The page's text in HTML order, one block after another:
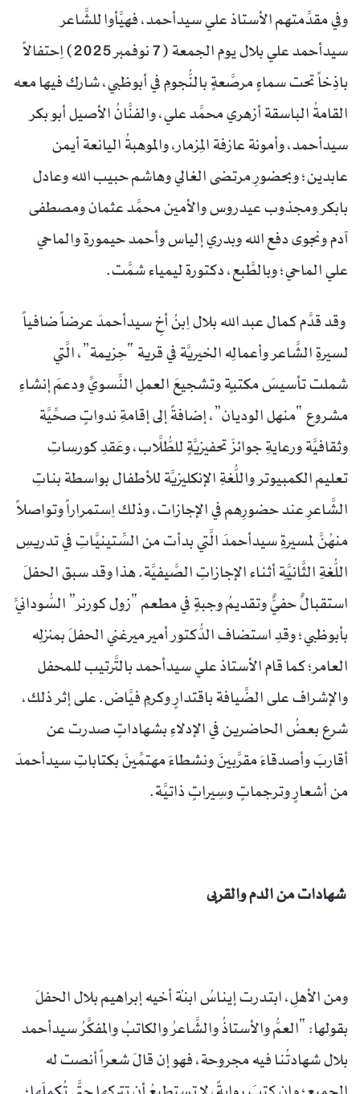
وفي مقدِّمتهم الأستاذ علي سيدأحمد، فهيَّأوا للشَّاعر
سيدأحمد علي بلال يوم الجمعة (7 نوفمبر 2025) اِحتفالاً
باذِخاً تحت سماءٍ مرصَّعةٍ بالنُّجومِ في أبوظبي، شارك فيها معه
القامةُ الباسقة أزهري محمَّد علي، والفنَّانُ الأصيل أبو بكر
سيدأحمد، وأمونة عازفة المِزمار، والموهبةُ اليانعة أيمن
عابدين؛ وبحضورِ مرتضى الغالي وهاشم حبيب الله وعادل
بابكر ومجذوب عيدروس والأمين محمَّد عثمان ومصطفى
آدم ونجوى دفع الله وبدري إلياس وأحمد حيمورة والماحي
علي الماحي؛ وبالطَّبع، دكتورة ليمياء شمَّت.
وقد قدَّم كمال عبد الله بلال اِبنُ أخِ سيدأحمدَ عرضاً ضافياً
لسيرةِ الشَّاعر وأعمالِه الخيريَّة في قرية “حِزيمة”، الَّتي
شملت تأسيسَ مكتبةٍ وتشجيعَ العملِ النِّسويِّ ودعمَ إنشاءِ
مشروع “منهل الوديان”، إضافةً إلى إقامةِ ندواتٍ صحِّيَّة
وثقافيَّة ورعايةِ جوائزَ تحفيزيَّةٍ للطُّلَّاب، وعَقدِ كورساتِ
تعليم الكمبيوتر واللُّغةِ الإنكليزيَّة للأطفال بواسطة بناتِ
الشَّاعرِ عند حضورِهم في الإجازات، وذلك اِستمراراً وتواصلاً
منهُنَّ لمسيرةِ سيدأحمدَ الَّتي بدأت من السِّتينيَّاتِ في تدريسِ
اللُّغةِ الثَّانيَّةِ أثناء الإجازاتِ الصَّيفيَّة. هذا وقد سبق الحفلَ
استقبالٌ حفيٌّ وتقديمُ وجبةٍ في مطعم “زول كورنر” السُّودانيِّ
بأبوظبي؛ وقدِ استضاف الدُّكتور أمير ميرغني الحفلَ بمنزلِه
العامر؛ كما قام الأستاذ علي سيدأحمد بالتَّرتيب للمحفل
والإشراف على الضِّيافة باقتدارٍ وكرمٍ فيَّاض. على إثر ذلك،
شرع بعضُ الحاضرين في الإدلاءِ بشهاداتٍ صدرت عن
أقاربَ وأصدقاءَ مقرَّبينَ ونشطاءَ مهتمِّينَ بكتاباتِ سيدأحمدَ
من أشعارٍ وترجماتٍ وسِيراتٍ ذاتيَّة.
شهادات من الدم والقربى
ومن الأهلِ، ابتدرت إيناسُ ابنةُ أخيه إبراهيم بلال الحفلَ
بقولها: “العمُّ والأستاذُ والشَّاعرُ والكاتبُ والمفكَّرُ سيدأحمد
بلال شهادتُنا فيه مجروحة، فهو إن قالَ شعراً أنصت له